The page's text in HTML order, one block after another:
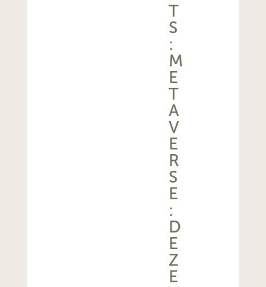
T
S
:
M
E
T
A
V
E
R
S
E
:
D
E
Z
E